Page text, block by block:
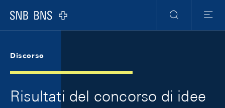
Logo
Ricerca
Menu
Discorso
Risultati del concorso di idee